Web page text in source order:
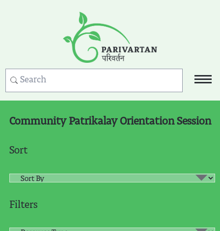
Community Patrikalay Orientation Session
Sort
Filters